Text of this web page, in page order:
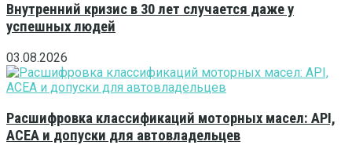
Внутренний кризис в 30 лет случается даже у
успешных людей
03.08.2026
Расшифровка классификаций моторных масел: API,
ACEA и допуски для автовладельцев